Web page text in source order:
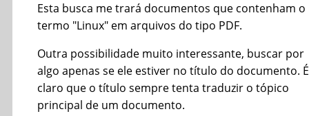
Esta busca me trará documentos que contenham o
termo "Linux" em arquivos do tipo PDF.
Outra possibilidade muito interessante, buscar por
algo apenas se ele estiver no título do documento. É
claro que o título sempre tenta traduzir o tópico
principal de um documento.